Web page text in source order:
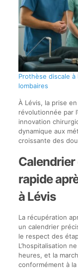
Prothèse discale
lombaires
À Lévis, la prise
révolutionnée par
innovation
dynamique aux
croissante des
rapide
à Lévis
La récupération
un calendrier
le respect des
L’hospitalisation
heures, et la
conformément à